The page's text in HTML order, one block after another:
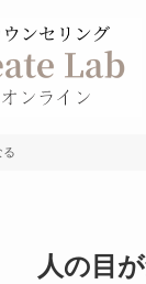
る
人の目